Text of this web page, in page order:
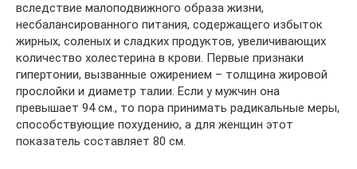
вследствие малоподвижного образа жизни,
несбалансированного питания, содержащего избыток
жирных, соленых и сладких продуктов, увеличивающих
количество холестерина в крови. Первые признаки
гипертонии, вызванные ожирением – толщина жировой
прослойки и диаметр талии. Если у мужчин она
превышает 94 см., то пора принимать радикальные меры,
способствующие похудению, а для женщин этот
показатель составляет 80 см.